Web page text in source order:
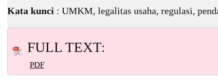
Kata kunci : UMKM, legalitas usaha, regulasi,
FULL TEXT:
PDF